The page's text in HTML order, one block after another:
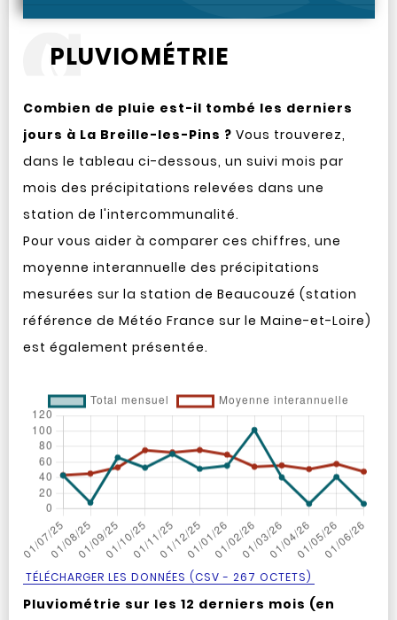
PLUVIOMÉTRIE
Combien de pluie est-il tombé les derniers
jours à La Breille-les-Pins ? Vous trouverez,
dans le tableau ci-dessous, un suivi mois par
mois des précipitations relevées dans une
station de l'intercommunalité.
Pour vous aider à comparer ces chiffres, une
moyenne interannuelle des précipitations
mesurées sur la station de Beaucouzé (station
référence de Météo France sur le Maine-et-Loire)
est également présentée.
TÉLÉCHARGER LES DONNÉES (CSV - 267 OCTETS)
Pluviométrie sur les 12 derniers mois (en